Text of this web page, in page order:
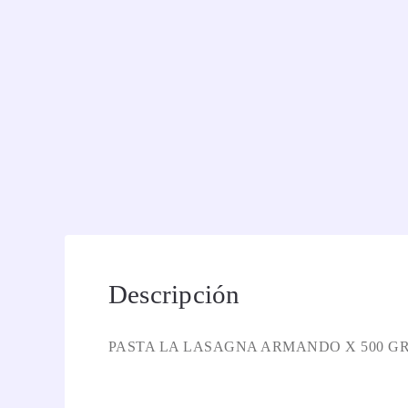
Descripción
PASTA LA LASAGNA ARMANDO X 500